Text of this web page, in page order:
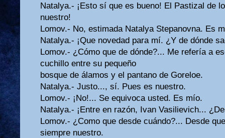
Natalya.- ¡Esto sí que es bueno! El Pastizal de
nuestro!
Lomov.- No, estimada Natalya Stepanovna. Es
Natalya.- ¡Que novedad para mí. ¿Y de dónde
Lomov.- ¿Cómo que de dónde?... Me refería a
cuchillo entre su pequeño
bosque de álamos y el pantano de Goreloe.
Natalya.- Justo..., sí. Pues es nuestro.
Lomov.- ¡No!... Se equivoca usted. Es mío.
Natalya.- ¡Entre en razón, Ivan Vasilievich...
Lomov.- ¿Como que desde cuándo?... Desde
siempre nuestro.